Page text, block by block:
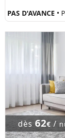
PAS D'AVANCE •
dès62€ /